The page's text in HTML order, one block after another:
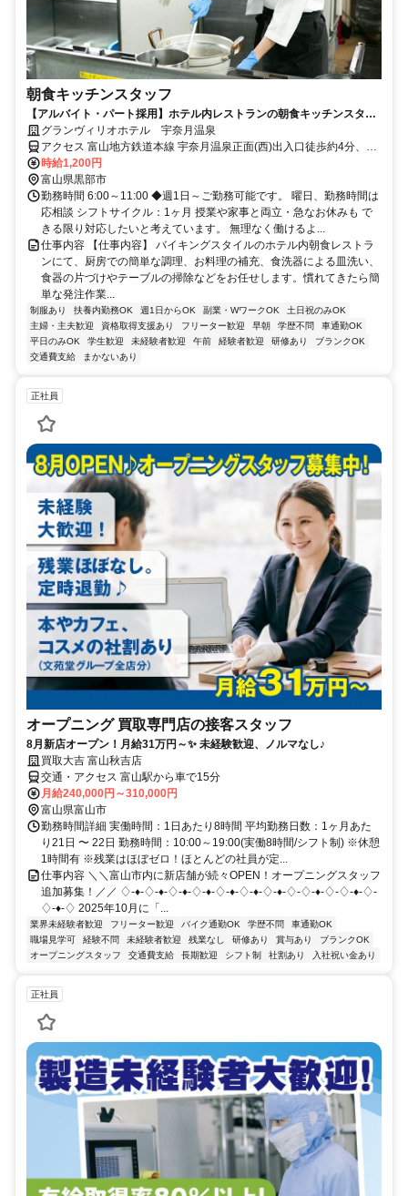
朝食キッチンスタッフ
【アルバイト・パート採用】ホテル内レストランの朝食キッチンスタッ
フ／調理未経験歓迎！
グランヴィリオホテル 宇奈月温泉
アクセス 富山地方鉄道本線 宇奈月温泉正面(西)出入口徒歩約4分、黒
部峡谷鉄道 宇奈月徒歩約7分
時給1,200円
富山県黒部市
勤務時間 6:00～11:00 ◆週1日～ご勤務可能です。 曜日、勤務時間は
応相談 シフトサイクル：1ヶ月 授業や家事と両立・急なお休みも で
きる限り対応したいと考えています。 無理なく働けるよ...
仕事内容 【仕事内容】 バイキングスタイルのホテル内朝食レストラ
ンにて、厨房での簡単な調理、お料理の補充、食洗器による皿洗い、
食器の片づけやテーブルの掃除などをお任せします。慣れてきたら簡
単な発注作業...
制服あり 扶養内勤務OK 週1日からOK 副業・WワークOK
土日祝のみOK
主婦・主夫歓迎
資格取得支援あり フリーター歓迎 早朝 学歴不問
車通勤OK
平日のみOK
学生歓迎 未経験者歓迎 午前 経験者歓迎 研修あり
ブランクOK
交通費支給
まかないあり
正社員
オープニング 買取専門店の接客スタッフ
8月新店オープン！月給31万円～✨ 未経験歓迎、ノルマなし♪
買取大吉 富山秋吉店
交通・アクセス 富山駅から車で15分
月給240,000円～310,000円
富山県富山市
勤務時間詳細 実働時間：1日あたり8時間 平均勤務日数：1ヶ月あた
り21日 〜 22日 勤務時間：10:00～19:00(実働8時間/シフト制) ※休憩
1時間有 ※残業はほぼゼロ！ほとんどの社員が定...
仕事内容 ＼＼富山市内に新店舗が続々OPEN！オープニングスタッフ
追加募集！／／ ♢-♦-♢-♦-♢-♦-♢-♦-♢-♦-♢-♦-♢-♦-♢-♢-♦-♢-♢-♦-♢-
♢-♦-♢ 2025年10月に「...
業界未経験者歓迎 フリーター歓迎 バイク通勤OK 学歴不問
車通勤OK
職場見学可
経験不問 未経験者歓迎 残業なし 研修あり 賞与あり
ブランクOK
オープニングスタッフ
交通費支給 長期歓迎 シフト制 社割あり 入社祝い金あり
正社員